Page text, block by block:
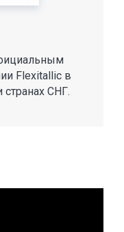
Flexitallic в
СНГ.